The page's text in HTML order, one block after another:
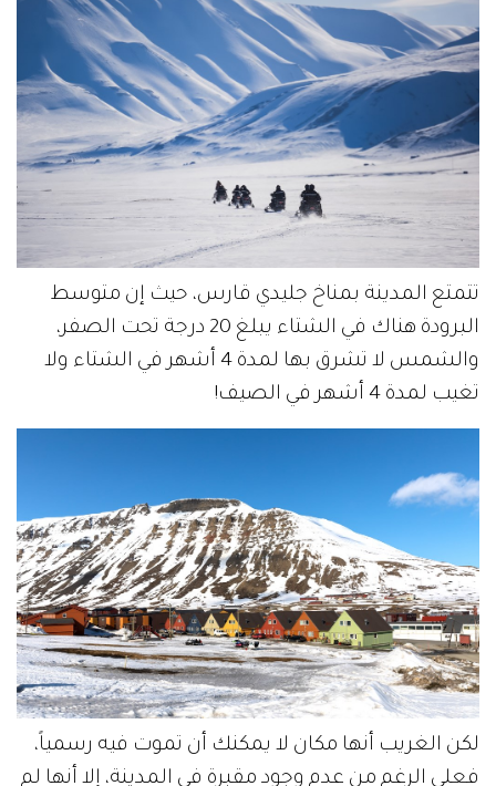
تتمتع المدينة بمناخ جليدي قارس، حيث إن متوسط
البرودة هناك في الشتاء يبلغ 20 درجة تحت الصفر،
والشمس لا تشرق بها لمدة 4 أشهر في الشتاء ولا
تغيب لمدة 4 أشهر في الصيف!
لكن الغريب أنها مكان لا يمكنك أن تموت فيه رسمياً،
فعلى الرغم من عدم وجود مقبرة في المدينة، إلا أنها لم